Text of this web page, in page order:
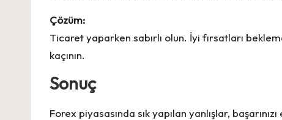
Çözüm:
Ticaret yaparken sabırlı olun. İyi fırsatları
kaçının.
Sonuç
Forex piyasasında sık yapılan yanlışlar,